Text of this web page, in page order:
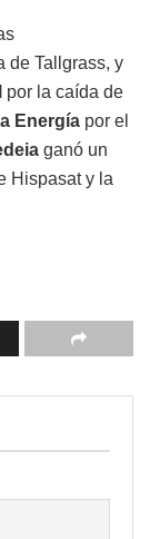
de Tallgrass, y
por la caída de
Energía por el
ganó un
Hispasat y la